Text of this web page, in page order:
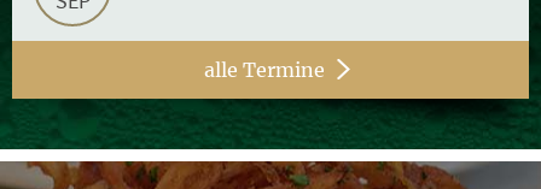
alle Termine